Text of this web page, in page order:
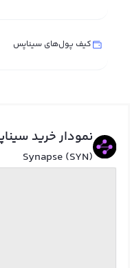
کیف پول‌های سیناپس
نمودار خرید
Synapse (SYN)